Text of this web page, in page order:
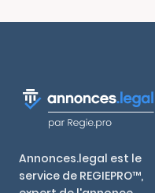
Annonces.legal est le
service de REGIEPRO™,